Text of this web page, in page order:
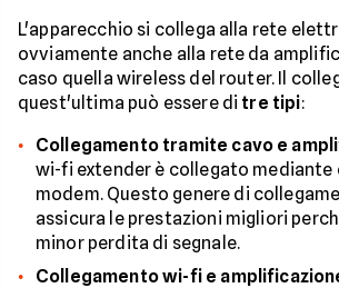
L'apparecchio si collega alla rete
ovviamente anche alla rete da
caso quella wireless del router. Il
quest'ultima può essere di tre tipi:
Collegamento tramite cavo e
wi-fi extender è collegato mediante
modem. Questo genere di
assicura le prestazioni migliori
minor perdita di segnale.
Collegamento wi-fi e